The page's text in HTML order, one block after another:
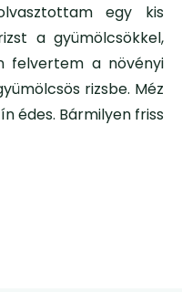
egy kis
a gyümölcsökkel,
felvertem a növényi
rizsbe. Méz
édes. Bármilyen friss